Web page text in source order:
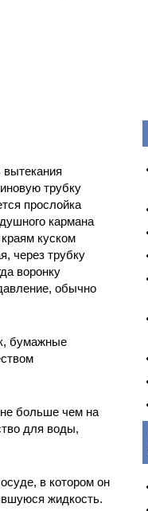
трубку
прослойка
кармана
куском
через трубку
воронку
обычно
бумажные
больше чем на
для воды,
в котором он
жидкость.